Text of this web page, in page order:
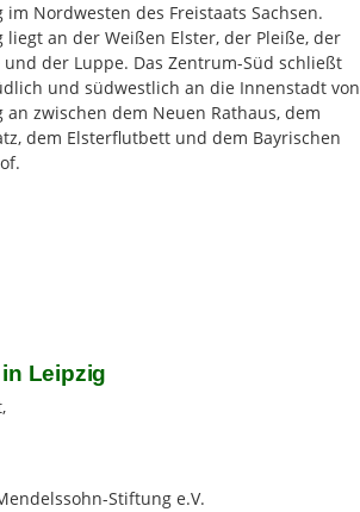
im Nordwesten des Freistaats Sachsen.
liegt an der Weißen Elster, der Pleiße, der
und der Luppe. Das Zentrum-Süd schließt
und südwestlich an die Innenstadt von
an zwischen dem Neuen Rathaus, dem
dem Elsterflutbett und dem Bayrischen
Leipzig
Stiftung e.V.